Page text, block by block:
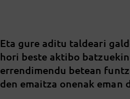
Eta gure aditu taldeari
hori beste aktibo
errendimendu betean
den emaitza onenak eman